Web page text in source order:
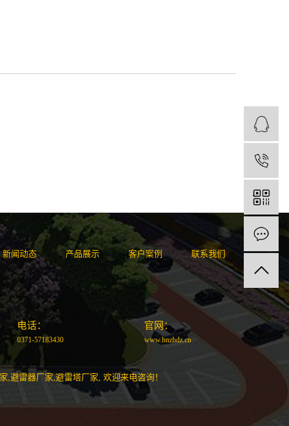
新闻动态 产品展示 客户案例 联系我们
电话： 官网：
0371-57183430 www.hnzhdz.cn
,避雷器厂家,避雷塔厂家, 欢迎来电咨询！